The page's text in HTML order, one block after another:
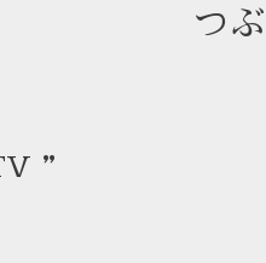
つ
”